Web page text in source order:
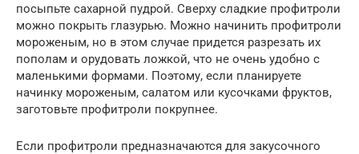
посыпьте сахарной пудрой. Сверху сладкие профитроли
можно покрыть глазурью. Можно начинить профитроли
мороженым, но в этом случае придется разрезать их
пополам и орудовать ложкой, что не очень удобно с
маленькими формами. Поэтому, если планируете
начинку мороженым, салатом или кусочками фруктов,
заготовьте профитроли покрупнее.
Если профитроли предназначаются для закусочного